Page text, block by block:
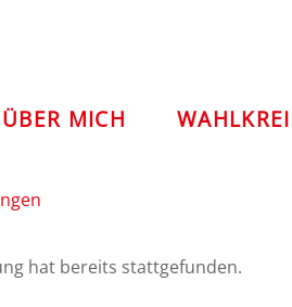
ÜBER MICH
hat bereits stattgefunden.